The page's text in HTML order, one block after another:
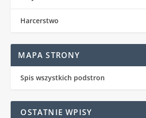
Harcerstwo
MAPA STRONY
Spis wszystkich podstron
OSTATNIE WPISY